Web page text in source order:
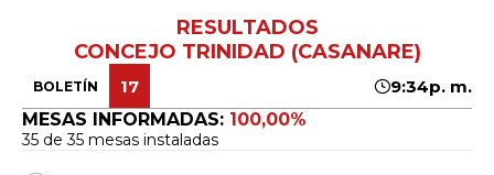
RESULTADOS
CONCEJO TRINIDAD (CASANARE)
BOLETÍN 17
9:34p. m.
MESAS INFORMADAS: 100,00%
35 de 35 mesas instaladas